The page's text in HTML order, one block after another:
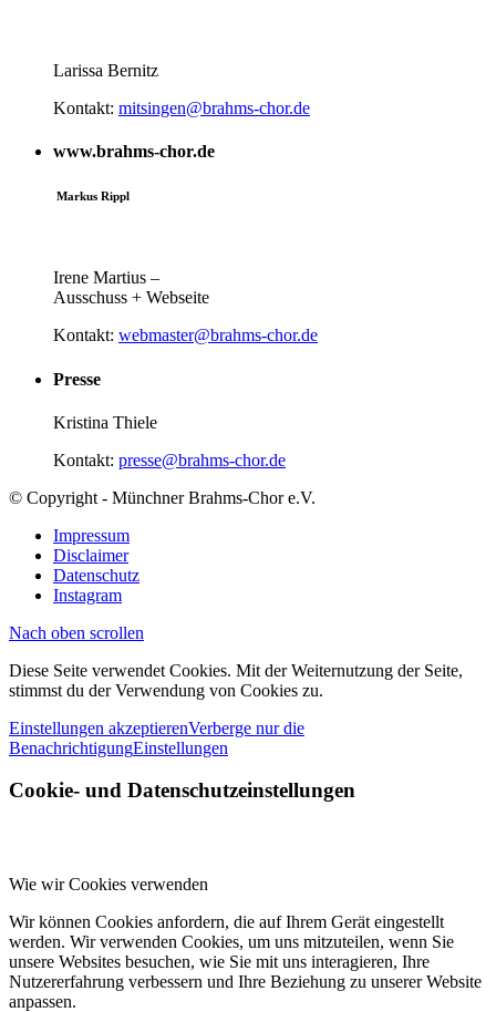
Larissa Bernitz
Kontakt: mitsingen@brahms-chor.de
www.brahms-chor.de
Markus Rippl
Irene Martius –
Ausschuss + Webseite
Kontakt: webmaster@brahms-chor.de
Presse
Kristina Thiele
Kontakt: presse@brahms-chor.de
© Copyright - Münchner Brahms-Chor e.V.
Impressum
Disclaimer
Datenschutz
Instagram
Nach oben scrollen
Diese Seite verwendet Cookies. Mit der Weiternutzung der Seite,
stimmst du der Verwendung von Cookies zu.
Einstellungen akzeptierenVerberge nur die
BenachrichtigungEinstellungen
Cookie- und Datenschutzeinstellungen
Wie wir Cookies verwenden
Wir können Cookies anfordern, die auf Ihrem Gerät eingestellt
werden. Wir verwenden Cookies, um uns mitzuteilen, wenn Sie
unsere Websites besuchen, wie Sie mit uns interagieren, Ihre
Nutzererfahrung verbessern und Ihre Beziehung zu unserer Website
anpassen.